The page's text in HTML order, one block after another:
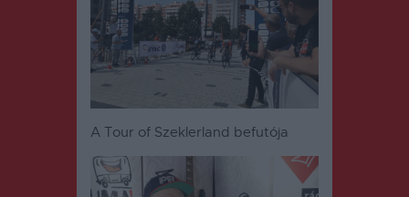
A Tour of Szeklerland befutója